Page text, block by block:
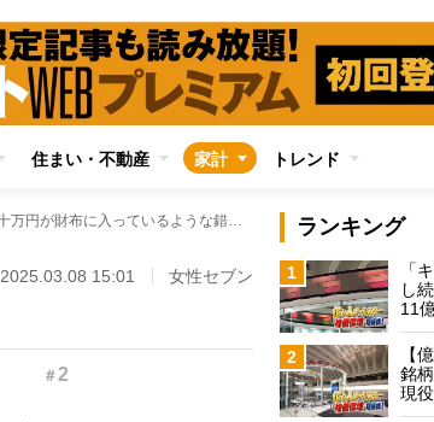
住まい・不動産 家計 トレンド
《キャッシュレス決済の落とし穴》「常に数十万円が財布に入っているような錯覚に陥る」…便利さの裏に潜むムダ遣い、ポイント還元の誘い文句から余計な出費も
2025.03.08 15:01 女性セブン
＃2
ランキング
1
「
し
11
2
【
銘
現